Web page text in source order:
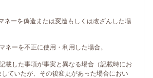
ネーを偽造または変造もしくは改ざんした場
ネーを不正に使用・利用した場合。
載した事項が事実と異なる場合（記載時にお
ていたが、その後変更があった場合におい